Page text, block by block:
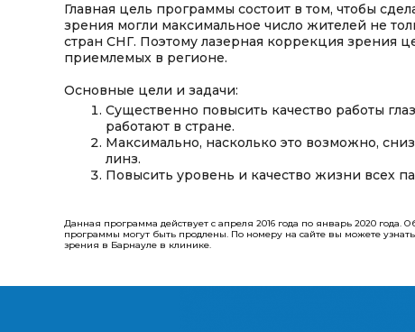
Главная цель программы состоит в том, чтобы
зрения могли максимальное число жителей не
стран СНГ. Поэтому лазерная коррекция зрения
приемлемых в регионе.
Основные цели и задачи:
Существенно повысить качество работы
работают в стране.
Максимально, насколько это возможно,
линз.
Повысить уровень и качество жизни всех
Данная программа действует с апреля 2016 года по январь 2020
программы могут быть продлены.​​​​​​​ По номеру на сайте вы можете узнать
зрения в Барнауле в клинике.